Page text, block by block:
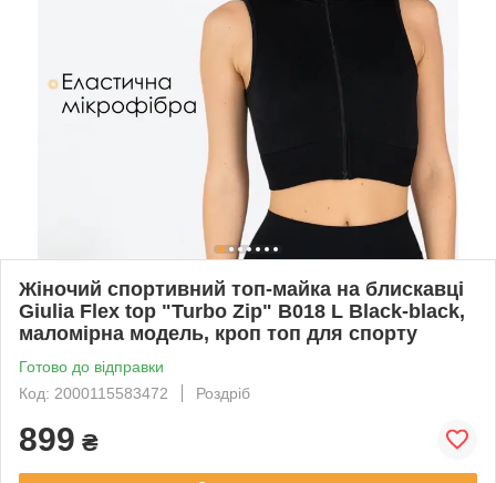
Жіночий спортивний топ-майка на блискавці
Giulia Flex top "Turbo Zip" B018 L Black-black,
маломірна модель, кроп топ для спорту
Готово до відправки
Код: 2000115583472
Роздріб
899 ₴